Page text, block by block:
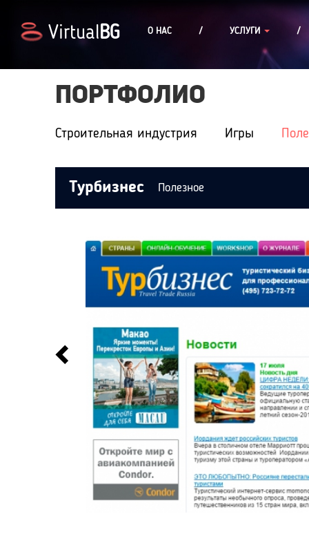
VirtualBG О НАС / УСЛУГИ /
ПОРТФОЛИО
Строительная индустрия Игры
Турбизнес Полезное